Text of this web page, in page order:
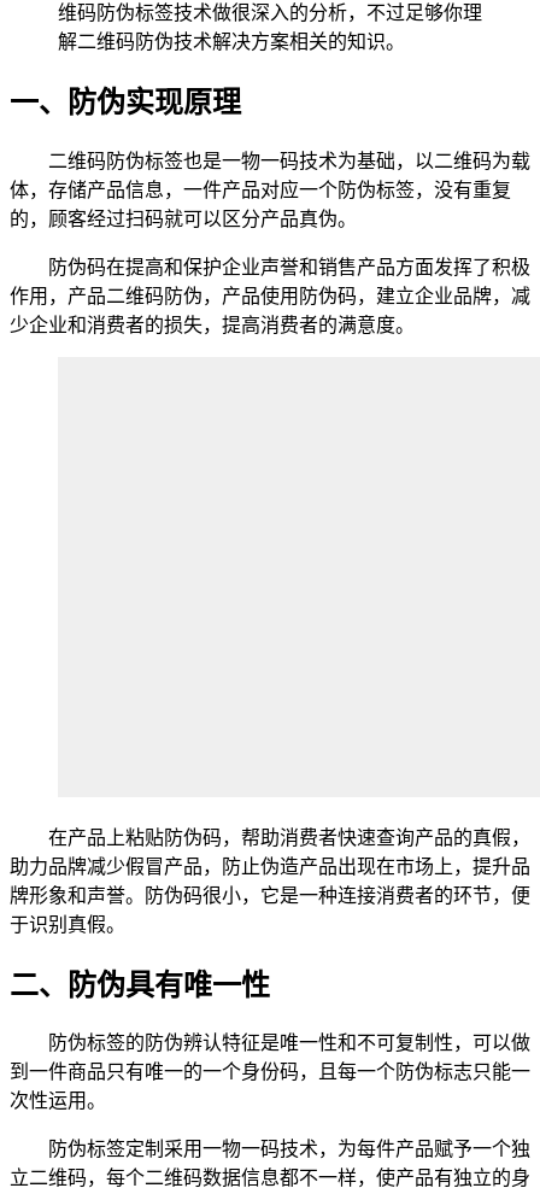
维码防伪标签技术做很深入的分析，不过足够你理
解二维码防伪技术解决方案相关的知识。
一、防伪实现原理
二维码防伪标签也是一物一码技术为基础，以二维码为载
体，存储产品信息，一件产品对应一个防伪标签，没有重复
的，顾客经过扫码就可以区分产品真伪。
防伪码在提高和保护企业声誉和销售产品方面发挥了积极
作用，产品二维码防伪，产品使用防伪码，建立企业品牌，减
少企业和消费者的损失，提高消费者的满意度。
在产品上粘贴防伪码，帮助消费者快速查询产品的真假，
助力品牌减少假冒产品，防止伪造产品出现在市场上，提升品
牌形象和声誉。防伪码很小，它是一种连接消费者的环节，便
于识别真假。
二、防伪具有唯一性
防伪标签的防伪辨认特征是唯一性和不可复制性，可以做
到一件商品只有唯一的一个身份码，且每一个防伪标志只能一
次性运用。
防伪标签定制采用一物一码技术，为每件产品赋予一个独
立二维码，每个二维码数据信息都不一样，使产品有独立的身